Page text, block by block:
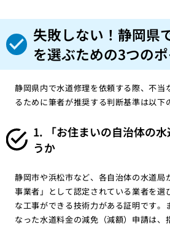
失敗しない！静岡県
を選ぶための3つの
静岡県内で水道修理を依頼する際、不当
るために筆者が推奨する判断基準は以下
1. 「お住まいの自治体の
うか
静岡市や浜松市など、各自治体の水道局
事業者」として認定されている業者を選
な工事ができる技術力がある証明です。
なった水道料金の減免（減額）申請は、